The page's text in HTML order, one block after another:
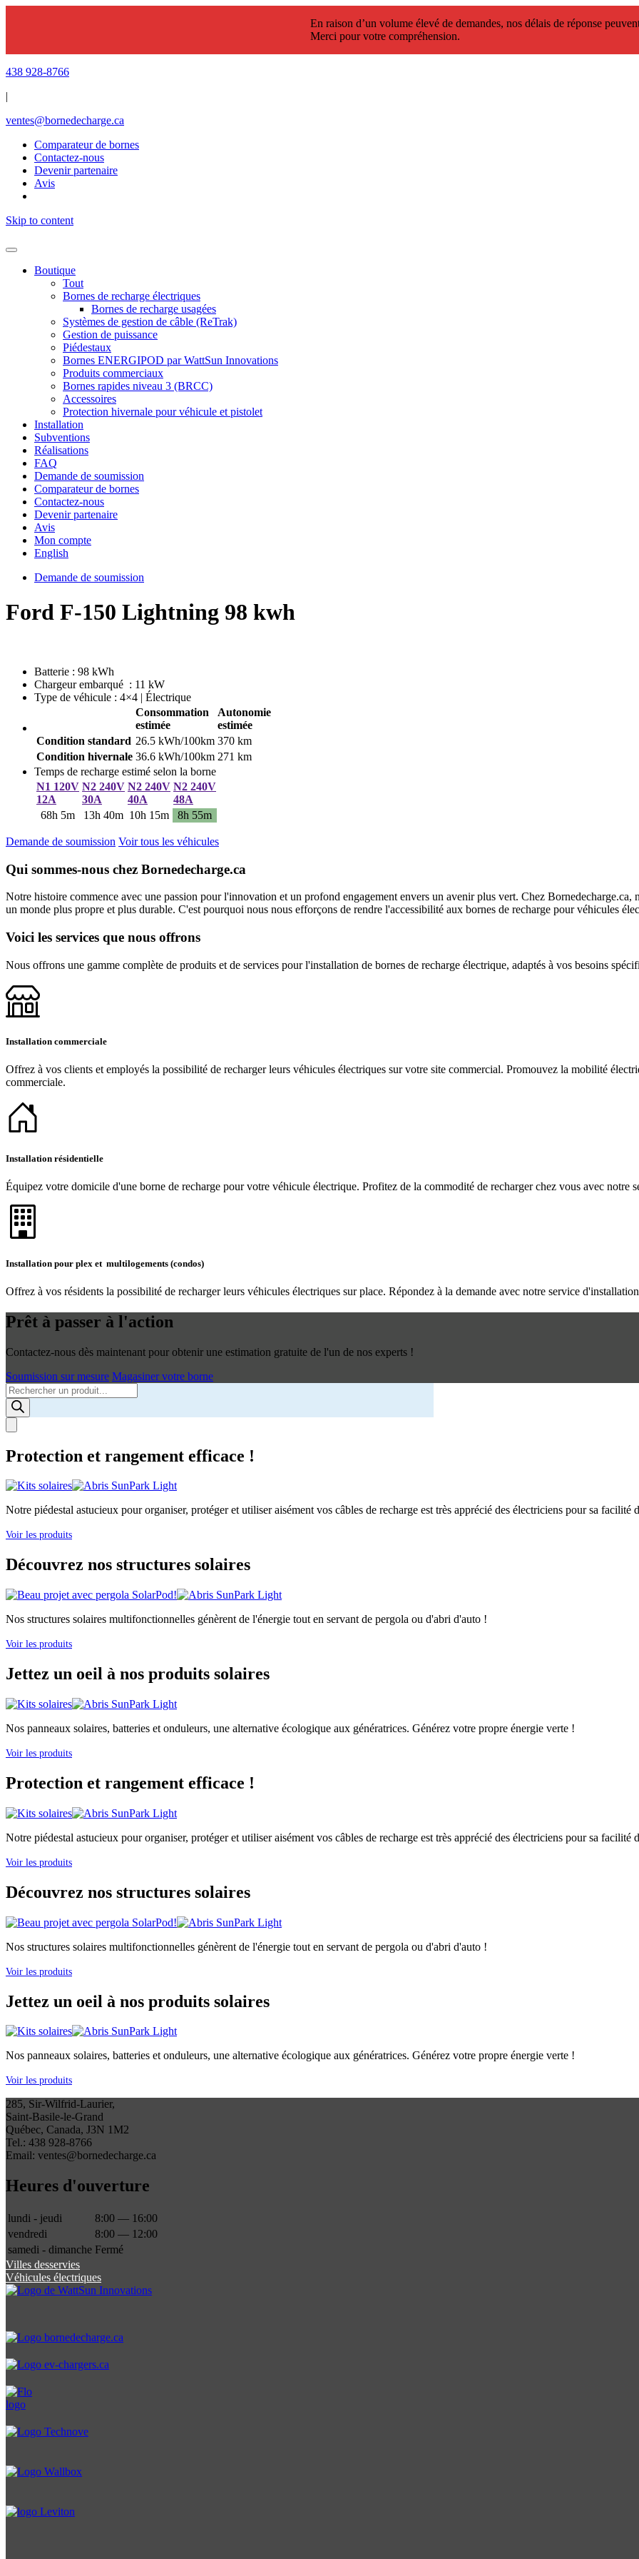
En raison d’un volume élevé de demandes, nos délais de réponse
Merci pour votre compréhension.
438 928-8766
|
ventes@bornedecharge.ca
Comparateur de bornes
Contactez-nous
Devenir partenaire
Avis
Skip to content
Boutique
Tout
Bornes de recharge électriques
Bornes de recharge usagées
Systèmes de gestion de câble (ReTrak)
Gestion de puissance
Piédestaux
Bornes ENERGIPOD par WattSun Innovations
Produits commerciaux
Bornes rapides niveau 3 (BRCC)
Accessoires
Protection hivernale pour véhicule et pistolet
Installation
Subventions
Réalisations
FAQ
Demande de soumission
Comparateur de bornes
Contactez-nous
Devenir partenaire
Avis
Mon compte
English
Demande de soumission
Ford F-150 Lightning 98 kwh
Batterie : 98 kWh
Chargeur embarqué : 11 kW
Type de véhicule : 4×4 | Électrique
Consommation
estimée
Autonomie
estimée
Condition standard 26.5 kWh/100km 370 km
Condition hivernale 36.6 kWh/100km 271 km
Temps de recharge estimé selon la borne
N1 120V
12A
N2 240V
30A
N2 240V
40A
N2 240V
48A
68h 5m
13h 40m 10h 15m 8h 55m
Demande de soumission Voir tous les véhicules
Qui sommes-nous chez Bornedecharge.ca
Notre histoire commence avec une passion pour l'innovation et un profond engagement envers un avenir plus vert. Chez
un monde plus propre et plus durable. C'est pourquoi nous nous efforçons de rendre l'accessibilité aux bornes de recharge pour véhicules
Voici les services que nous offrons
Nous offrons une gamme complète de produits et de services pour l'installation de bornes de recharge électrique, adaptés à vos besoins
Installation commerciale
Offrez à vos clients et employés la possibilité de recharger leurs véhicules électriques sur votre site commercial. Promouvez la mobilité
commerciale.
Installation résidentielle
Équipez votre domicile d'une borne de recharge pour votre véhicule électrique. Profitez de la commodité de recharger chez vous avec notre
Installation pour plex et multilogements (condos)
Offrez à vos résidents la possibilité de recharger leurs véhicules électriques sur place. Répondez à la demande avec notre service
Prêt à passer à l'action
Contactez-nous dès maintenant pour obtenir une estimation gratuite de l'un de nos experts !
Soumission sur mesure Magasiner votre borne
Products
search
Protection et rangement efficace !
Notre piédestal astucieux pour organiser, protéger et utiliser aisément vos câbles de recharge est très apprécié des électriciens pour sa facilité
Voir les produits
Découvrez nos structures solaires
Nos structures solaires multifonctionnelles génèrent de l'énergie tout en servant de pergola ou d'abri d'auto !
Voir les produits
Jettez un oeil à nos produits solaires
Nos panneaux solaires, batteries et onduleurs, une alternative écologique aux génératrices. Générez votre propre énergie verte !
Voir les produits
Protection et rangement efficace !
Notre piédestal astucieux pour organiser, protéger et utiliser aisément vos câbles de recharge est très apprécié des électriciens pour sa facilité
Voir les produits
Découvrez nos structures solaires
Nos structures solaires multifonctionnelles génèrent de l'énergie tout en servant de pergola ou d'abri d'auto !
Voir les produits
Jettez un oeil à nos produits solaires
Nos panneaux solaires, batteries et onduleurs, une alternative écologique aux génératrices. Générez votre propre énergie verte !
Voir les produits
285, Sir-Wilfrid-Laurier,
Saint-Basile-le-Grand
Québec, Canada, J3N 1M2
Tel.: 438 928-8766
Email: ventes@bornedecharge.ca
Heures d'ouverture
lundi - jeudi
8:00 — 16:00
vendredi
8:00 — 12:00
samedi - dimanche Fermé
Villes desservies
Véhicules électriques